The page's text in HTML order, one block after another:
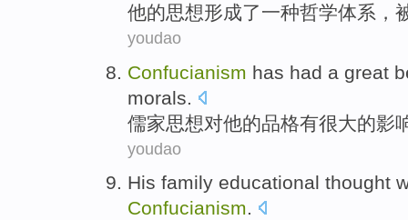
他的思想形成了一种哲学体系 ，
youdao
Confucianism has had a great
morals
儒家思想对他的品格有很大的影
youdao
His family educational thought
Confucianism.